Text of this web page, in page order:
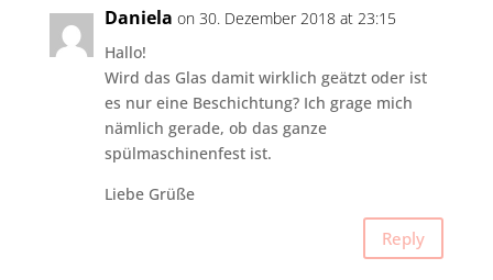
Daniela on 30. Dezember 2018 at 23:15
Hallo!
Wird das Glas damit wirklich geätzt oder ist
es nur eine Beschichtung? Ich grage mich
nämlich gerade, ob das ganze
spülmaschinenfest ist.
Liebe Grüße
Reply